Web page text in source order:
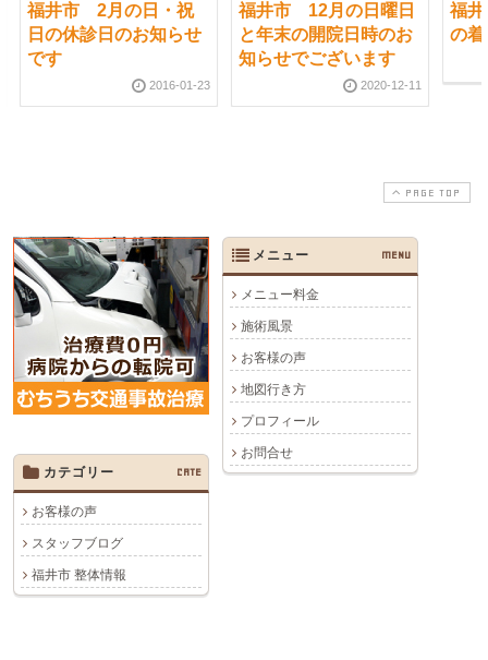
福井市 2月の日・祝
日の休診日のお知らせ
です
2016-01-23
福井市 12月の日曜日
と年末の開院日時のお
知らせでございます
2020-12-11
福
の
PAGE TOP
メニュー MENU
メニュー料金
施術風景
お客様の声
地図行き方
プロフィール
お問合せ
カテゴリー
CATE
お客様の声
スタッフブログ
福井市 整体情報